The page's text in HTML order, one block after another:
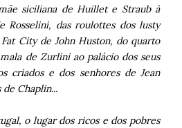
siciliana de Huillet e Straub à
Rosselini, das roulottes dos lusty
City de John Huston, do quarto
de Zurlini ao palácio dos seus
criados e dos senhores de Jean
Chaplin...
o lugar dos ricos e dos pobres